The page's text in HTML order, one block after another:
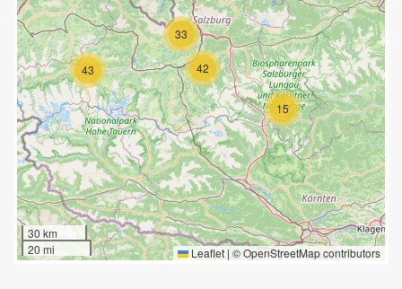
15
33
42
43
30 km
20 mi
Leaflet | ©OpenStreetMapcontributors